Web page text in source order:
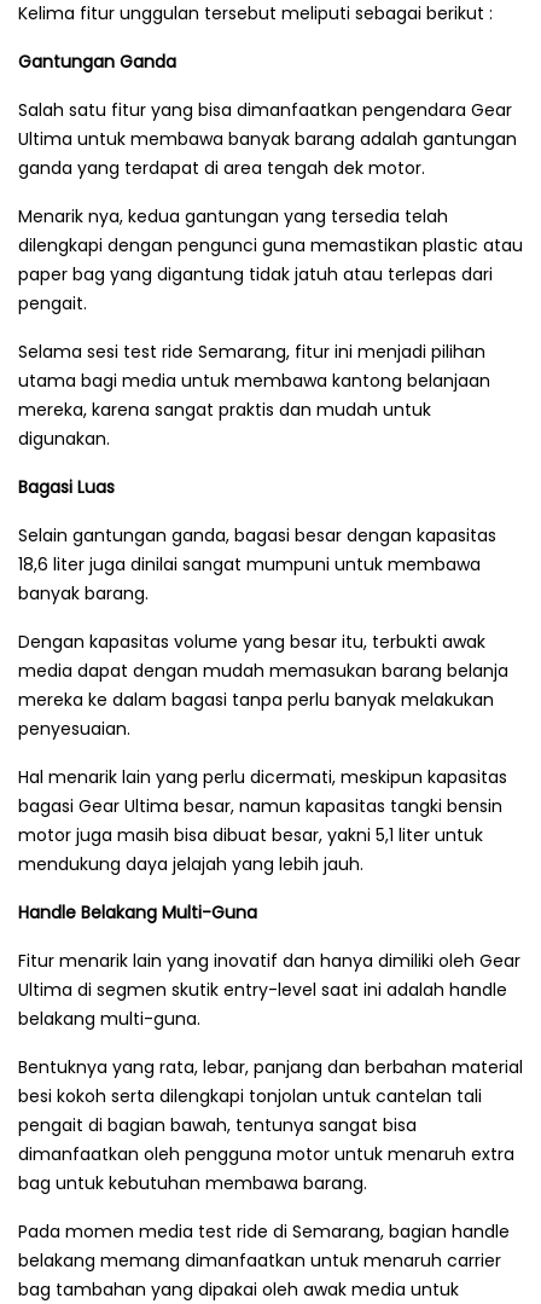
Kelima fitur unggulan tersebut meliputi sebagai berikut :
Gantungan Ganda
Salah satu fitur yang bisa dimanfaatkan pengendara Gear
Ultima untuk membawa banyak barang adalah gantungan
ganda yang terdapat di area tengah dek motor.
Menarik nya, kedua gantungan yang tersedia telah
dilengkapi dengan pengunci guna memastikan plastic atau
paper bag yang digantung tidak jatuh atau terlepas dari
pengait.
Selama sesi test ride Semarang, fitur ini menjadi pilihan
utama bagi media untuk membawa kantong belanjaan
mereka, karena sangat praktis dan mudah untuk
digunakan.
Bagasi Luas
Selain gantungan ganda, bagasi besar dengan kapasitas
18,6 liter juga dinilai sangat mumpuni untuk membawa
banyak barang.
Dengan kapasitas volume yang besar itu, terbukti awak
media dapat dengan mudah memasukan barang belanja
mereka ke dalam bagasi tanpa perlu banyak melakukan
penyesuaian.
Hal menarik lain yang perlu dicermati, meskipun kapasitas
bagasi Gear Ultima besar, namun kapasitas tangki bensin
motor juga masih bisa dibuat besar, yakni 5,1 liter untuk
mendukung daya jelajah yang lebih jauh.
Handle Belakang Multi-Guna
Fitur menarik lain yang inovatif dan hanya dimiliki oleh Gear
Ultima di segmen skutik entry-level saat ini adalah handle
belakang multi-guna.
Bentuknya yang rata, lebar, panjang dan berbahan material
besi kokoh serta dilengkapi tonjolan untuk cantelan tali
pengait di bagian bawah, tentunya sangat bisa
dimanfaatkan oleh pengguna motor untuk menaruh extra
bag untuk kebutuhan membawa barang.
Pada momen media test ride di Semarang, bagian handle
belakang memang dimanfaatkan untuk menaruh carrier
bag tambahan yang dipakai oleh awak media untuk